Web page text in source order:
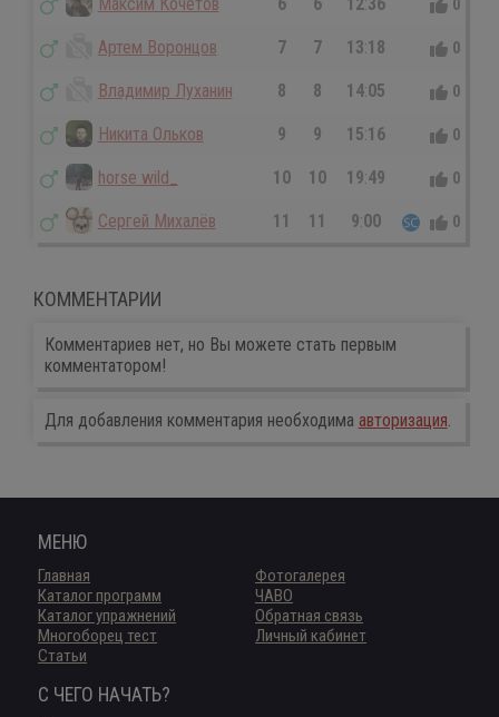
0
Артем Воронцов 7 7 13:18 0
Владимир Луханин 8 8 14:05 0
Никита Ольков 9 9 15:16 0
horse wild_ 10 10 19:49 0
Сергей Михалёв 11 11 9:00 0
КОММЕНТАРИИ
Комментариев нет, но Вы можете стать первым
комментатором!
Для добавления комментария необходима авторизация.
МЕНЮ
Главная
Каталог программ
Каталог упражнений
Многоборец тест
Статьи
Фотогалерея
ЧАВО
Обратная связь
Личный кабинет
С ЧЕГО НАЧАТЬ?